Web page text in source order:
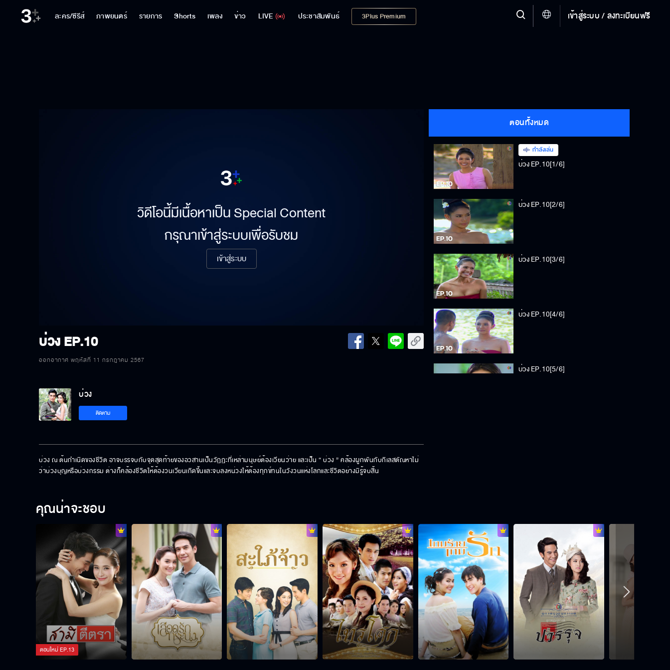
ละคร/ซีรีส์ ภาพยนตร์ รายการ Shorts เพลง ข่าว LIVE ประชาสัมพันธ์ 3Plus Premium เข้าสู่ระบบ / ลงทะเบียนฟรี
วิดีโอนี้มีเนื้อหาเป็น Special Content
กรุณาเข้าสู่ระบบเพื่อรับชม
เข้าสู่ระบบ
บ่วงEP.10
ออกอากาศ พฤหัสที่ 11 กรกฎาคม 2567
ตอนทั้งหมด
กำลังเล่น
บ่วง EP.10[1/6]
บ่วง EP.10[2/6]
บ่วง EP.10[3/6]
บ่วง EP.10[4/6]
บ่วง EP.10[5/6]
บ่วง
ติดตาม
บ่วง ณ ต้นกำเนิดของชีวิต อาจบรรจบกับจุดสุดท้ายของอวสานเป็นวัฏฏะที่เหล่ามนุษย์ต้องเวียนว่าย และเป็น “ บ่วง ” คล้องผูกพันกับกิเลสตัณหาไม่
ว่าบ่วงบุญหรือบ่วงกรรม ต่างก็คล้องชีวิตให้ต้องวนเวียนเกิดขึ้นและจบลงหน่วงให้ต้องทุกข์ทนในวังวนแห่งโลกและชีวิตอย่างมิรู้จบสิ้น
คุณน่าจะชอบ
ตอนใหม่EP.13